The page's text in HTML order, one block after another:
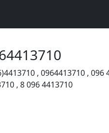
, 0964413710 , 096
, 8 096 4413710